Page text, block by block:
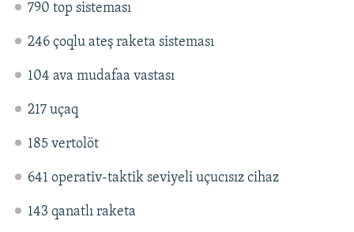
790 top sisteması
246 çoqlu ateş raketa sisteması
104 ava mudafaa vastası
217 uçaq
185 vertolöt
641 operativ-taktik seviyeli uçucısız cihaz
143 qanatlı raketa